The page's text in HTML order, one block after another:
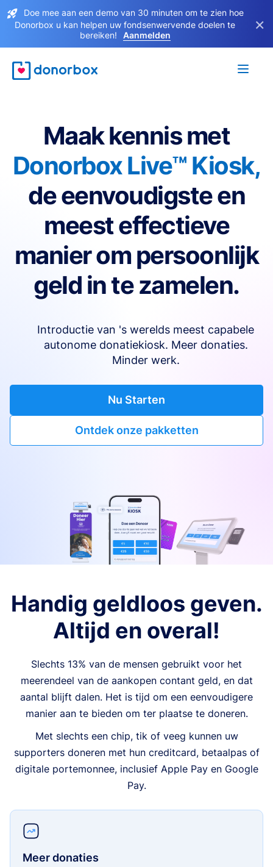
Doe mee aan een demo van 30 minuten om te zien hoe
Donorbox u kan helpen uw fondsenwervende doelen te
bereiken!
Aanmelden
×
Maak kennis met
Donorbox Live™ Kiosk,
de eenvoudigste en
meest effectieve
manier om persoonlijk
geld in te zamelen.
Introductie van 's werelds meest capabele
autonome donatiekiosk. Meer donaties.
Minder werk.
Nu Starten
Ontdek onze pakketten
Handig geldloos geven.
Altijd en overal!
Slechts 13% van de mensen gebruikt voor het
meerendeel van de aankopen contant geld, en dat
aantal blijft dalen. Het is tijd om een eenvoudigere
manier aan te bieden om ter plaatse te doneren.
Met slechts een chip, tik of veeg kunnen uw
supporters doneren met hun creditcard, betaalpas of
digitale portemonnee, inclusief Apple Pay en Google
Pay.
Meer donaties